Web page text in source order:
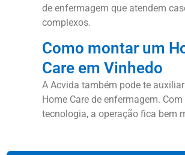
de enfermagem que atendem
complexos.
Como montar um
Care em Vinhedo
A Acvida também pode te
Home Care de enfermagem.
tecnologia, a operação fica bem